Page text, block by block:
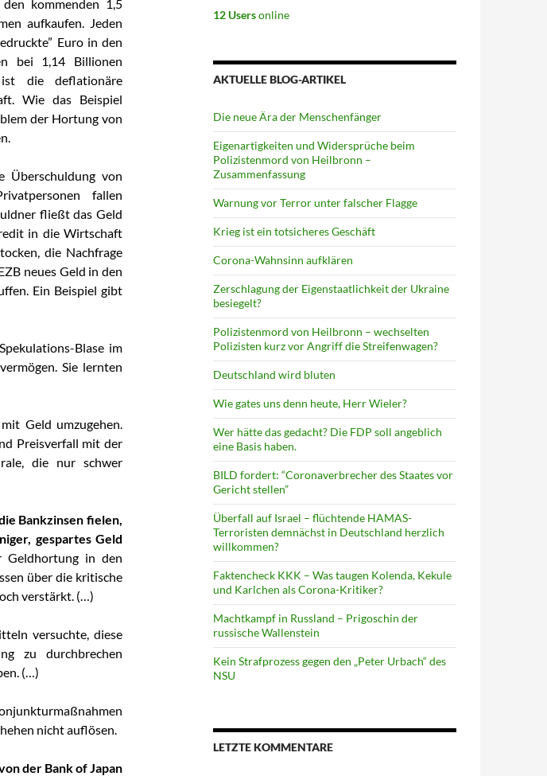
kommenden 1,5
aufkaufen. Jeden
Euro in den
bei 1,14 Billionen
die deflationäre
Wie das Beispiel
der Hortung von
Überschuldung von
fallen
fließt das Geld
in die Wirtschaft
die Nachfrage
neues Geld in den
Ein Beispiel gibt
Blase im
Sie lernten
Geld umzugehen.
Preisverfall mit der
die nur schwer
Bankzinsen fielen,
gespartes Geld
Geldhortung in den
über die kritische
verstärkt. (…)
versuchte, diese
zu durchbrechen
(…)
nicht auflösen.
der Bank of Japan
12 Usersonline
AKTUELLE BLOG-ARTIKEL
Die neue Ära der Menschenfänger
Eigenartigkeiten und Widersprüche beim
Polizistenmord von Heilbronn –
Zusammenfassung
Warnung vor Terror unter falscher Flagge
Krieg ist ein totsicheres Geschäft
Corona-Wahnsinn aufklären
Zerschlagung der Eigenstaatlichkeit der Ukraine
besiegelt?
Polizistenmord von Heilbronn – wechselten
Polizisten kurz vor Angriff die Streifenwagen?
Deutschland wird bluten
Wie gates uns denn heute, Herr Wieler?
Wer hätte das gedacht? Die FDP soll angeblich
eine Basis haben.
BILD fordert: “Coronaverbrecher des Staates vor
Gericht stellen”
Überfall auf Israel – flüchtende HAMAS-
Terroristen demnächst in Deutschland herzlich
willkommen?
Faktencheck KKK – Was taugen Kolenda, Kekule
und Karlchen als Corona-Kritiker?
Machtkampf in Russland – Prigoschin der
russische Wallenstein
Kein Strafprozess gegen den „Peter Urbach“ des
NSU
LETZTE KOMMENTARE